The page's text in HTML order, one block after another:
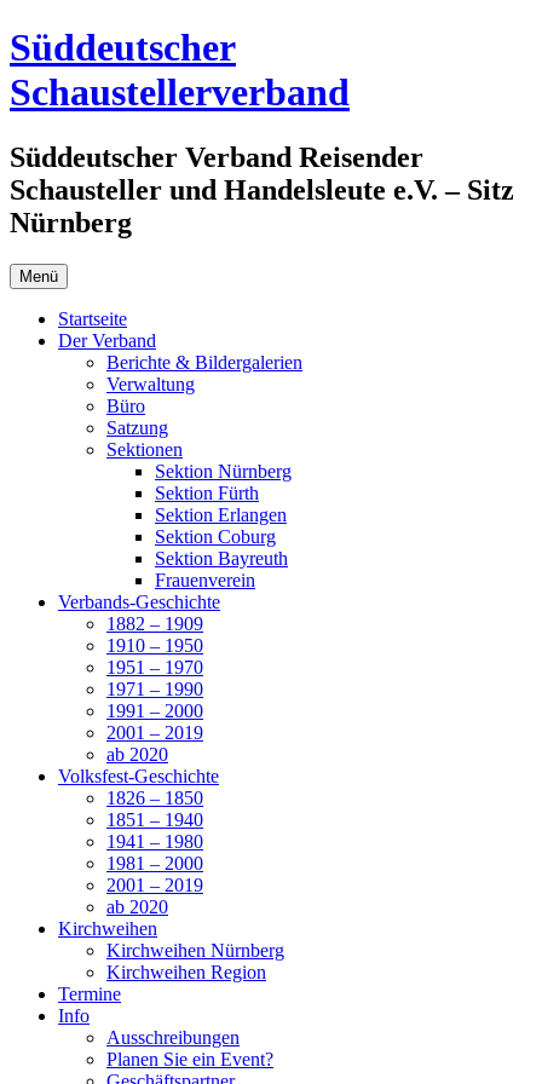
Zum
Inhalt
springen
Süddeutscher
Schaustellerverband
Süddeutscher Verband Reisender
Schausteller und Handelsleute e.V. – Sitz
Nürnberg
Menü
Startseite
Der Verband
Berichte & Bildergalerien
Verwaltung
Büro
Satzung
Sektionen
Sektion Nürnberg
Sektion Fürth
Sektion Erlangen
Sektion Coburg
Sektion Bayreuth
Frauenverein
Verbands-Geschichte
1882 – 1909
1910 – 1950
1951 – 1970
1971 – 1990
1991 – 2000
2001 – 2019
ab 2020
Volksfest-Geschichte
1826 – 1850
1851 – 1940
1941 – 1980
1981 – 2000
2001 – 2019
ab 2020
Kirchweihen
Kirchweihen Nürnberg
Kirchweihen Region
Termine
Info
Ausschreibungen
Planen Sie ein Event?